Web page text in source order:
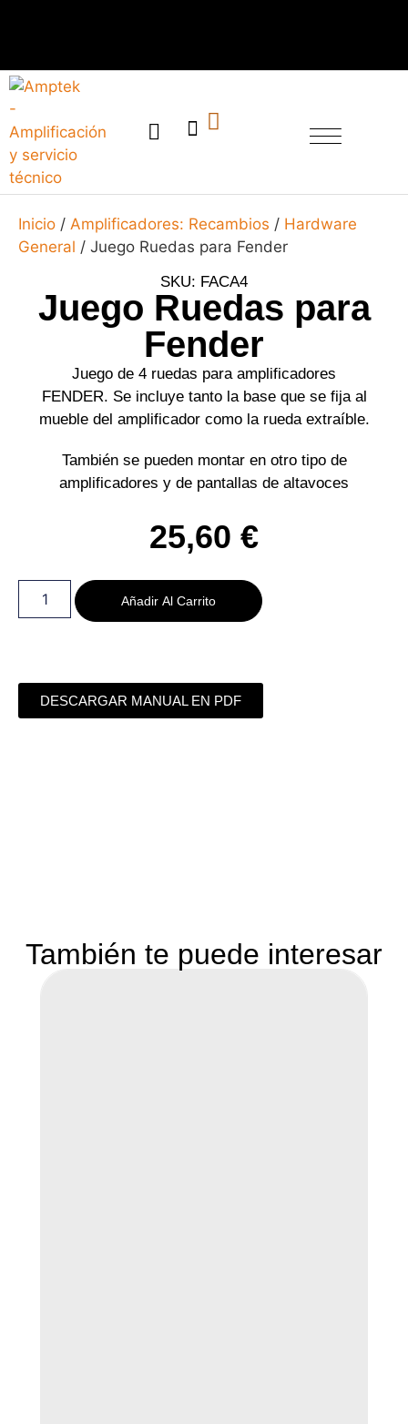
Inicio / Amplificadores: Recambios / Hardware
General / Juego Ruedas para Fender
SKU: FACA4
Juego Ruedas para
Fender
Juego de 4 ruedas para amplificadores
FENDER. Se incluye tanto la base que se fija al
mueble del amplificador como la rueda extraíble.
También se pueden montar en otro tipo de
amplificadores y de pantallas de altavoces
25,60 €
Añadir Al Carrito
DESCARGAR MANUAL EN PDF
También te puede interesar